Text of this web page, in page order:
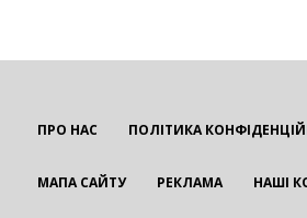
ПРО НАС ПОЛІТИКА
МАПА САЙТУ РЕКЛАМА НАШІ